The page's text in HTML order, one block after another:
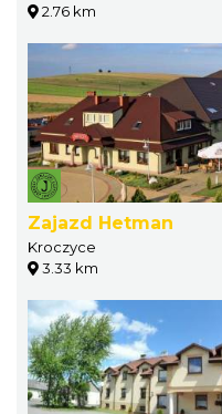
2.76 km
Zajazd Hetman
Kroczyce
3.33 km